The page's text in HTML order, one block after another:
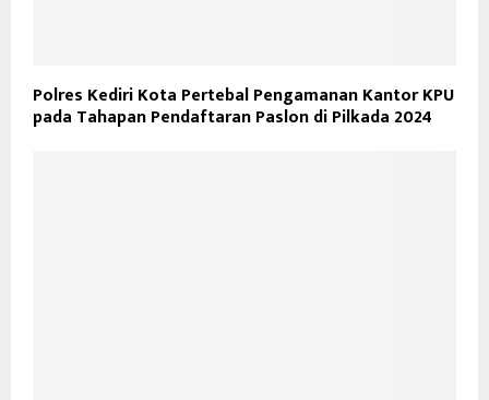
Polres Kediri Kota Pertebal Pengamanan Kantor KPU
pada Tahapan Pendaftaran Paslon di Pilkada 2024